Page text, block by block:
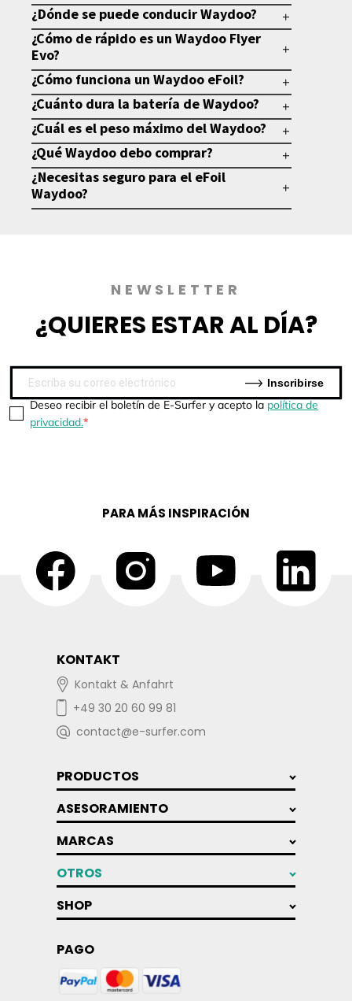
¿Dónde se puede conducir Waydoo?
¿Cómo de rápido es un Waydoo Flyer
Evo?
¿Cómo funciona un Waydoo eFoil?
¿Cuánto dura la batería de Waydoo?
¿Cuál es el peso máximo del Waydoo?
¿Qué Waydoo debo comprar?
¿Necesitas seguro para el eFoil
Waydoo?
NEWSLETTER
¿QUIERES ESTAR AL DÍA?
Deseo recibir el boletín de E-Surfer y acepto lapolítica de
privacidad.
Inscribirse
PARA MÁS INSPIRACIÓN
KONTAKT
Kontakt & Anfahrt
+49 30 20 60 99 81
contact@e-surfer.com
PRODUCTOS
ASESORAMIENTO
MARCAS
OTROS
SHOP
PAGO